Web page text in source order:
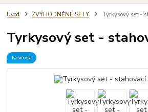
Úvod ZVÝHODNĚNÉ SETY Tyrkysový set -
Tyrkysový set -
Novinka